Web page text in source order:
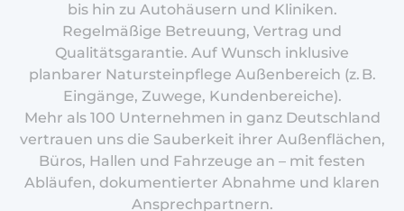
bis hin zu Autohäusern und Kliniken.
Regelmäßige Betreuung, Vertrag und
Qualitätsgarantie. Auf Wunsch inklusive
planbarer Natursteinpflege Außenbereich (z. B.
Eingänge, Zuwege, Kundenbereiche).
Mehr als 100 Unternehmen in ganz Deutschland
vertrauen uns die Sauberkeit ihrer Außenflächen,
Büros, Hallen und Fahrzeuge an – mit festen
Abläufen, dokumentierter Abnahme und klaren
Ansprechpartnern.